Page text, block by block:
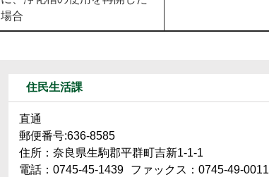
場合
住民生活課
直通
郵便番号:636-8585
住所：奈良県生駒郡平群町吉新1-1-1
電話：0745-45-1439
ファックス：0745-49-0011